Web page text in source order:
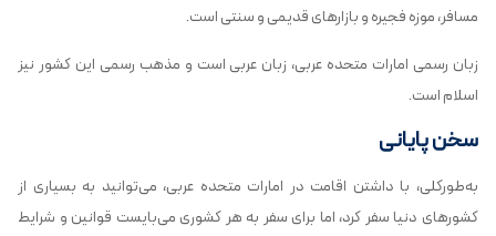
مسافر، موزه فجیره و بازارهای قدیمی و سنتی است.
زبان رسمی امارات متحده عربی، زبان عربی است و مذهب رسمی این کشور نیز
اسلام است.
سخن پایانی
به‌طورکلی، با داشتن اقامت در امارات متحده عربی، می‌توانید به بسیاری از
کشورهای دنیا سفر کرد، اما برای سفر به هر کشوری می‌بایست قوانین و شرایط